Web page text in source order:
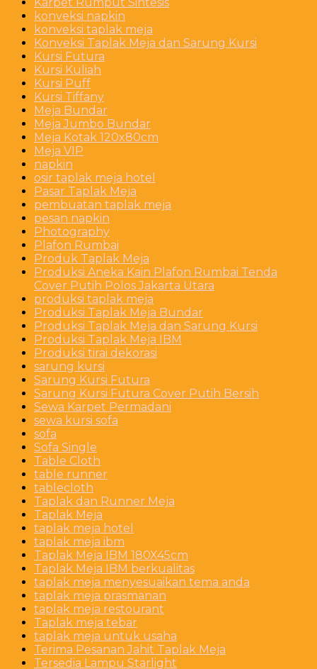
Karpet Rumput Sintesis
konveksi napkin
konveksi taplak meja
Konveksi Taplak Meja dan Sarung Kursi
Kursi Futura
Kursi Kuliah
Kursi Puff
Kursi Tiffany
Meja Bundar
Meja Jumbo Bundar
Meja Kotak 120x80cm
Meja VIP
napkin
osir taplak meja hotel
Pasar Taplak Meja
pembuatan taplak meja
pesan napkin
Photography
Plafon Rumbai
Produk Taplak Meja
Produksi Aneka Kain Plafon Rumbai Tenda
Cover Putih Polos Jakarta Utara
produksi taplak meja
Produksi Taplak Meja Bundar
Produksi Taplak Meja dan Sarung Kursi
Produksi Taplak Meja IBM
Produksi tirai dekorasi
sarung kursi
Sarung Kursi Futura
Sarung Kursi Futura Cover Putih Bersih
Sewa Karpet Permadani
sewa kursi sofa
sofa
Sofa Single
Table Cloth
table runner
tablecloth
Taplak dan Runner Meja
Taplak Meja
taplak meja hotel
taplak meja ibm
Taplak Meja IBM 180X45cm
Taplak Meja IBM berkualitas
taplak meja menyesuaikan tema anda
taplak meja prasmanan
taplak meja restourant
Taplak meja tebar
taplak meja untuk usaha
Terima Pesanan Jahit Taplak Meja
Tersedia Lampu Starlight